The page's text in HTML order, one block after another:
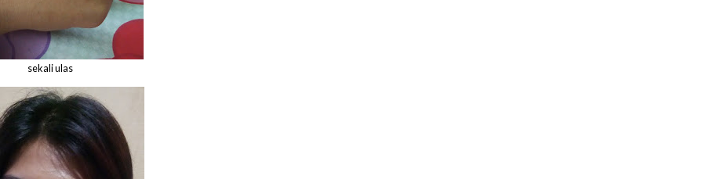
sekali ulas